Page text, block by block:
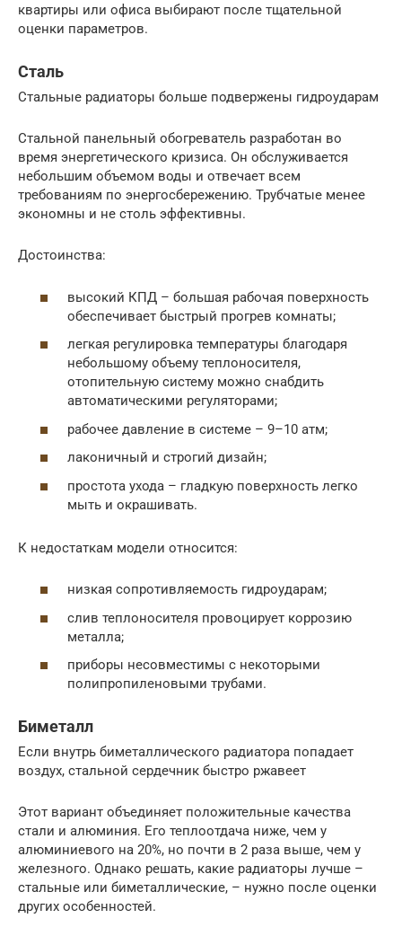
квартиры или офиса выбирают после тщательной
оценки параметров.
Сталь
Стальные радиаторы больше подвержены гидроударам
Стальной панельный обогреватель разработан во
время энергетического кризиса. Он обслуживается
небольшим объемом воды и отвечает всем
требованиям по энергосбережению. Трубчатые менее
экономны и не столь эффективны.
Достоинства:
высокий КПД – большая рабочая поверхность
обеспечивает быстрый прогрев комнаты;
легкая регулировка температуры благодаря
небольшому объему теплоносителя,
отопительную систему можно снабдить
автоматическими регуляторами;
рабочее давление в системе – 9–10 атм;
лаконичный и строгий дизайн;
простота ухода – гладкую поверхность легко
мыть и окрашивать.
К недостаткам модели относится:
низкая сопротивляемость гидроударам;
слив теплоносителя провоцирует коррозию
металла;
приборы несовместимы с некоторыми
полипропиленовыми трубами.
Биметалл
Если внутрь биметаллического радиатора попадает
воздух, стальной сердечник быстро ржавеет
Этот вариант объединяет положительные качества
стали и алюминия. Его теплоотдача ниже, чем у
алюминиевого на 20%, но почти в 2 раза выше, чем у
железного. Однако решать, какие радиаторы лучше –
стальные или биметаллические, – нужно после оценки
других особенностей.